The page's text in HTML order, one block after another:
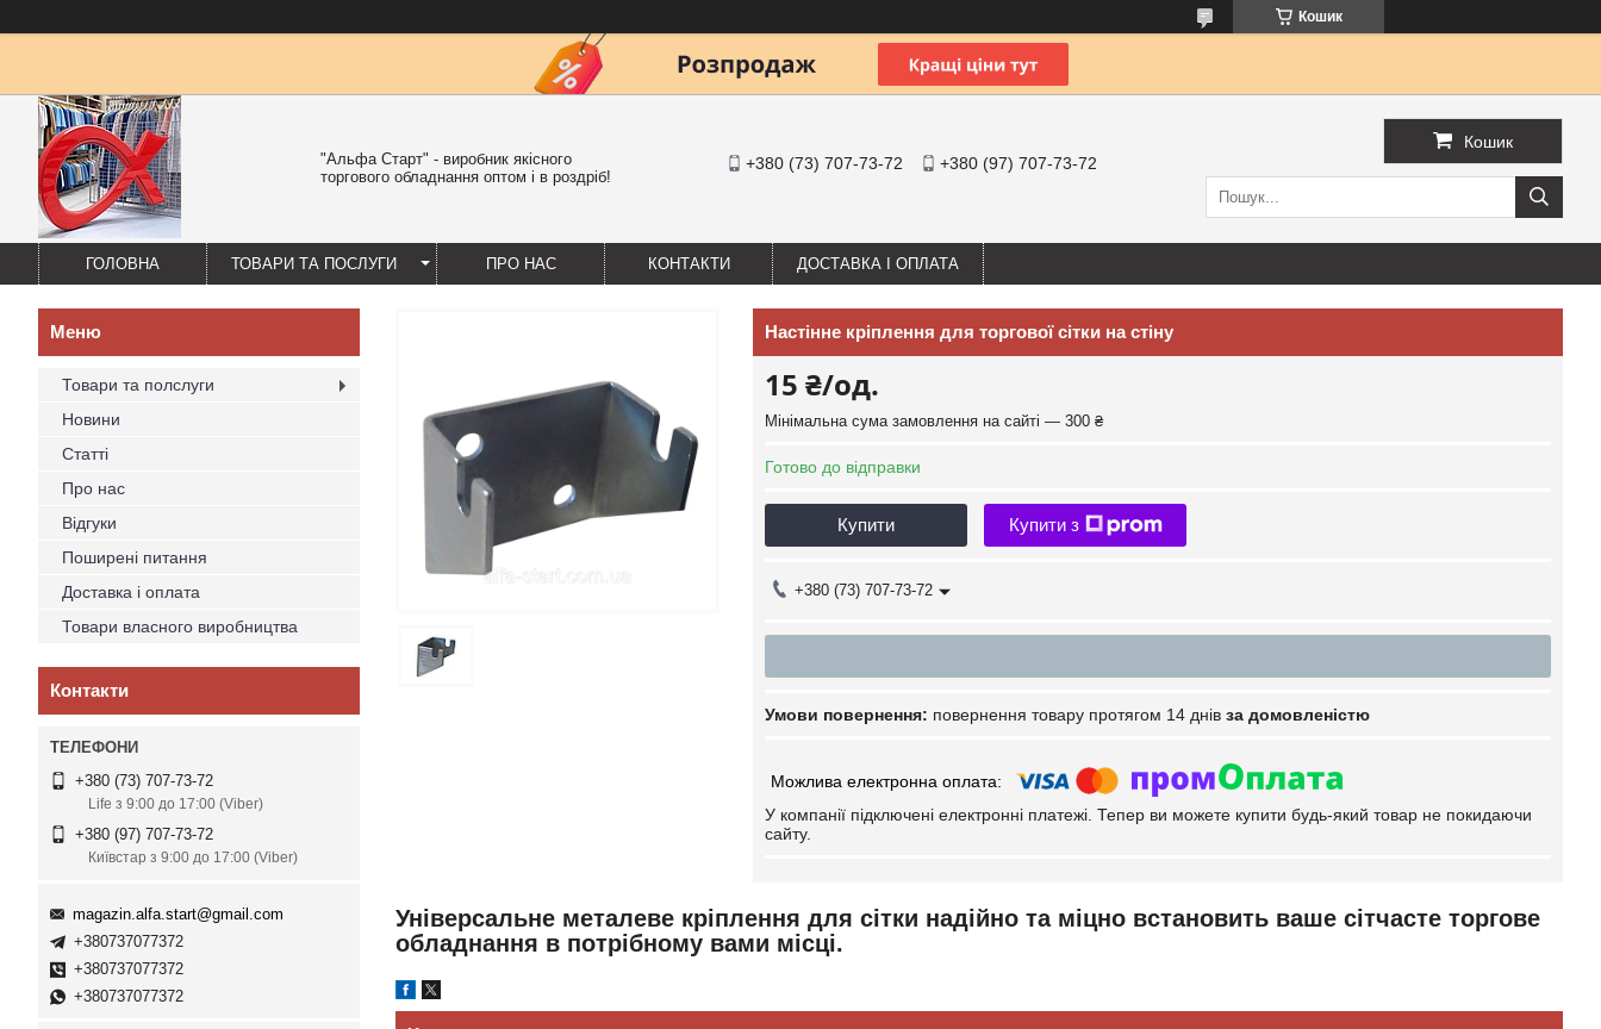
Кошик
"Альфа Старт" - виробник якісного
торгового обладнання оптом і в роздріб!
+380 (73) 707-73-72 +380 (97) 707-73-72
Кошик
ГОЛОВНА ТОВАРИ ТА ПОСЛУГИ ПРО НАС КОНТАКТИ ДОСТАВКА І ОПЛАТА
Настінне кріплення для торгової сітки на стіну
15 ₴/од.
Мінімальна сума замовлення на сайті — 300 ₴
Готово до відправки
Купити Купити з
+380 (73) 707-73-72
повернення товару протягом 14 днів за домовленістю
У компанії підключені електронні платежі. Тепер ви можете купити будь-який товар не покидаючи
сайту.
Універсальне металеве кріплення для сітки надійно та міцно встановить ваше сітчасте торгове
обладнання в потрібному вами місці.
Товари та полслуги
Новини
Статті
Про нас
Відгуки
Поширені питання
Доставка і оплата
Товари власного виробництва
Контакти
+380 (73) 707-73-72
Life з 9:00 до 17:00 (Viber)
+380 (97) 707-73-72
Київстар з 9:00 до 17:00 (Viber)
magazin.alfa.start@gmail.com
+380737077372
+380737077372
+380737077372